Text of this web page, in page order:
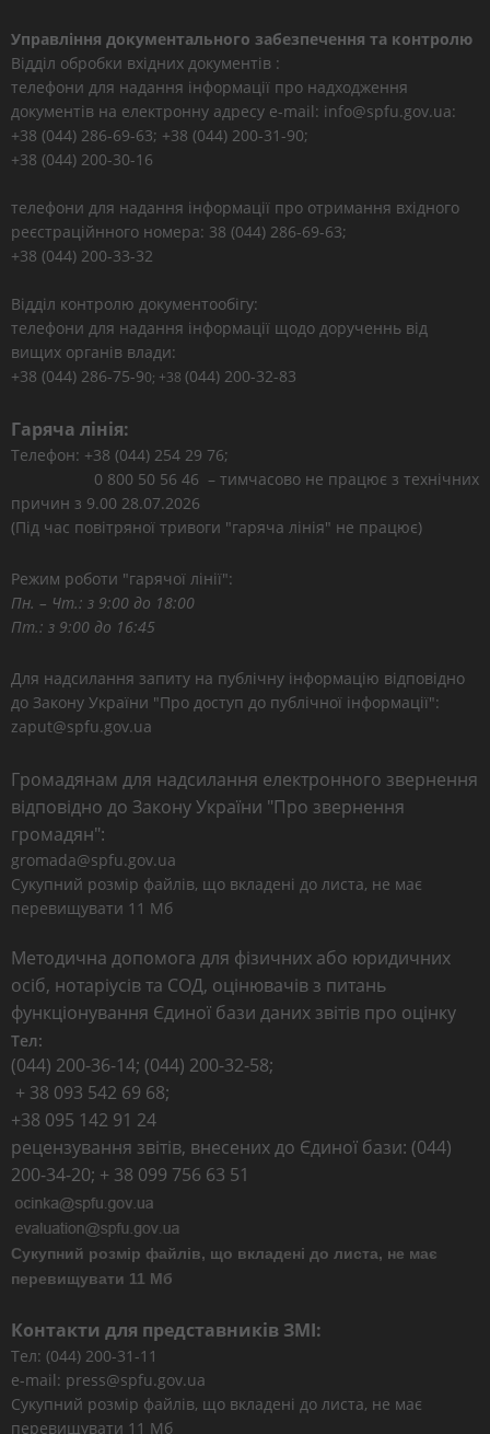
Управління документального забезпечення та контролю
Відділ обробки вхідних документів :
телефони для надання інформації про надходження
документів на електронну адресу e-mail: info@spfu.gov.ua:
+38 (044) 286-69-63; +38 (044) 200-31-90;
+38 (044) 200-30-16
телефони для надання інформації про отримання вхідного
реєстраційнного номера: 38 (044) 286-69-63;
+38 (044) 200-33-32
Відділ контролю документообігу:
телефони для надання інформації щодо дорученнь від
вищих органів влади:
+38 (044) 286-75-90; +38 (044) 200-32-83
Гаряча лінія:
Телефон: +38 (044) 254 29 76;
0 800 50 56 46 – тимчасово не працює з технічних
причин з 9.00 28.07.2026
(Під час повітряної тривоги "гаряча лінія" не працює)
Режим роботи "гарячої лінії":
Пн. – Чт.: з 9:00 до 18:00
Пт.: з 9:00 до 16:45
Для надсилання запиту на публічну інформацію відповідно
до Закону України "Про доступ до публічної інформації":
zaput@spfu.gov.ua
Громадянам для надсилання електронного звернення
відповідно до Закону України "Про звернення
громадян":
gromada@spfu.gov.ua
Сукупний розмір файлів, що вкладені до листа, не має
перевищувати 11 Мб
Методична допомога для фізичних або юридичних
осіб, нотаріусів та СОД, оцінювачів з питань
функціонування Єдиної бази даних звітів про оцінку
Тел:
(044) 200-36-14; (044) 200-32-58;
+ 38 093 542 69 68;
+38 095 142 91 24
рецензування звітів, внесених до Єдиної бази: (044)
200-34-20; + 38 099 756 63 51
Сукупний розмір файлів, що вкладені до листа, не має
перевищувати 11 Мб
Контакти для представників ЗМІ:
Тел: (044) 200-31-11
e-mail: press@spfu.gov.ua
Сукупний розмір файлів, що вкладені до листа, не має
перевищувати 11 Мб